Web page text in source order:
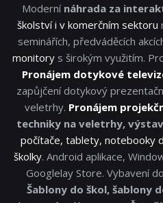
Moderní náhrada za
školství i v komerčním sektoru
seminářích, předváděcích
monitorys širokým využitím.
Pronájem dotykové
zapůjčení dotykový
veletrhy. Pronájem
techniky na veletrhy,
počítače, tablety, notebooky
školky. Android aplikace,
Googlelay Store. Vybavení
Šablony do škol, šablony